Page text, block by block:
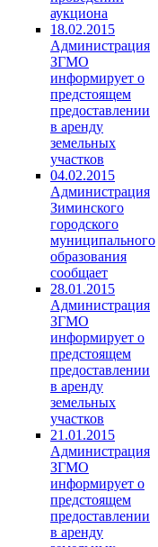
аукциона
18.02.2015
Администрация
ЗГМО
информирует о
предстоящем
предоставлении
в аренду
земельных
участков
04.02.2015
Администрация
Зиминского
городского
муниципального
образования
сообщает
28.01.2015
Администрация
ЗГМО
информирует о
предстоящем
предоставлении
в аренду
земельных
участков
21.01.2015
Администрация
ЗГМО
информирует о
предстоящем
предоставлении
в аренду